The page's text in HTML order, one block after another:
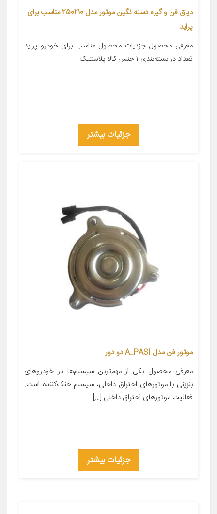
دیاق فن و گیره دسته نگین موتور مدل 250210 مناسب برای
پراید
معرفی محصول جزئیات محصول مناسب برای خودرو پراید
تعداد در بسته‌بندی ۱ جنس کالا پلاستیک
جزئیات بیشتر
موتور فن مدل A_PASI دو دور
معرفی محصول یکی از مهم‌ترین سیستم‌ها در خودروهای
بنزینی با موتورهای احتراق داخلی، سیستم خنک‌کننده است.
فعالیت موتورهای احتراق داخلی […]
جزئیات بیشتر